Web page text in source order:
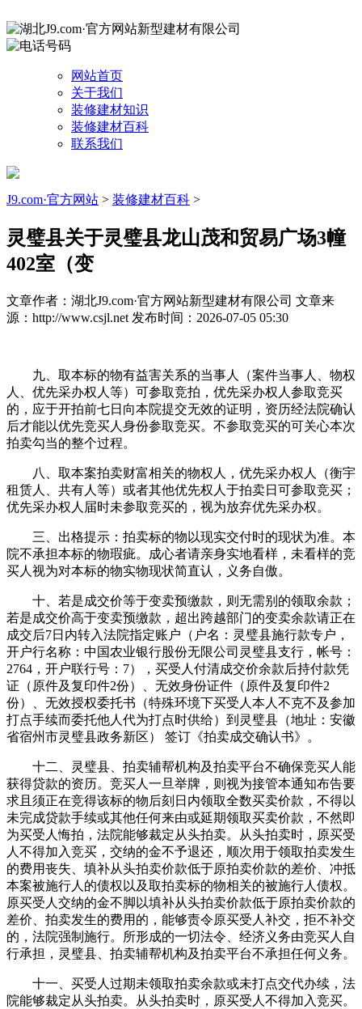
网站首页
关于我们
装修建材知识
装修建材百科
联系我们
J9.com·官方网站 > 装修建材百科 >
灵璧县关于灵璧县龙山茂和贸易广场3幢
402室（变
文章作者：湖北J9.com·官方网站新型建材有限公司 文章来
源：http://www.csjl.net 发布时间：2026-07-05 05:30
九、取本标的物有益害关系的当事人（案件当事人、物权
人、优先采办权人等）可参取竞拍，优先采办权人参取竞买
的，应于开拍前七日向本院提交无效的证明，资历经法院确认
后才能以优先竞买人身份参取竞买。不参取竞买的可关心本次
拍卖勾当的整个过程。
八、取本案拍卖财富相关的物权人，优先采办权人（衡宇
租赁人、共有人等）或者其他优先权人于拍卖日可参取竞买；
优先采办权人届时未参取竞买的，视为放弃优先采办权。
三、出格提示：拍卖标的物以现实交付时的现状为准。本
院不承担本标的物瑕疵。成心者请亲身实地看样，未看样的竞
买人视为对本标的物实物现状简直认，义务自傲。
十、若是成交价等于变卖预缴款，则无需别的领取余款；
若是成交价高于变卖预缴款，超出跨越部门的变卖余款请正在
成交后7日内转入法院指定账户（户名：灵璧县施行款专户，
开户行名称：中国农业银行股份无限公司灵璧县支行，帐号：
2764，开户联行号：7），买受人付清成交价余款后持付款凭
证（原件及复印件2份）、无效身份证件（原件及复印件2
份）、无效授权委托书（特殊环境下买受人本人不克不及参加
打点手续而委托他人代为打点时供给）到灵璧县（地址：安徽
省宿州市灵璧县政务新区） 签订《拍卖成交确认书》。
十二、灵璧县、拍卖辅帮机构及拍卖平台不确保竞买人能
获得贷款的资历。竞买人一旦举牌，则视为接管本通知布告要
求且须正在竞得该标的物后刻日内领取全数买卖价款，不得以
未完成贷款手续或其他任何来由或延期领取买卖价款，不然即
为买受人悔拍，法院能够裁定从头拍卖。从头拍卖时，原买受
人不得加入竞买，交纳的金不予退还，顺次用于领取拍卖发生
的费用丧失、填补从头拍卖价款低于原拍卖价款的差价、冲抵
本案被施行人的债权以及取拍卖标的物相关的被施行人债权。
原买受人交纳的金不脚以填补从头拍卖价款低于原拍卖价款的
差价、拍卖发生的费用的，能够责令原买受人补交，拒不补交
的，法院强制施行。所形成的一切法令、经济义务由竞买人自
行承担，灵璧县、拍卖辅帮机构及拍卖平台不承担任何义务。
十一、买受人过期未领取拍卖余款或未打点交代办续，法
院能够裁定从头拍卖。从头拍卖时，原买受人不得加入竞买。